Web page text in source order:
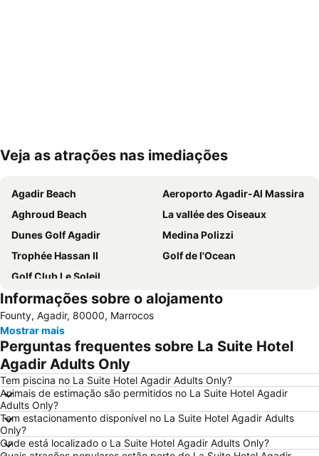
Ampliar mapa
Veja as atrações nas imediações
Agadir Beach
Aeroporto Agadir-Al Massira
Aghroud Beach
La vallée des Oiseaux
Dunes Golf Agadir
Medina Polizzi
Trophée Hassan II
Golf de l'Ocean
Golf Club Le Soleil
Informações sobre o alojamento
Founty, Agadir, 80000, Marrocos
Mostrar mais
Perguntas frequentes sobre La Suite Hotel
Agadir Adults Only
Tem piscina no La Suite Hotel Agadir Adults Only?
Animais de estimação são permitidos no La Suite Hotel Agadir
Adults Only?
Tem estacionamento disponível no La Suite Hotel Agadir Adults
Only?
Onde está localizado o La Suite Hotel Agadir Adults Only?